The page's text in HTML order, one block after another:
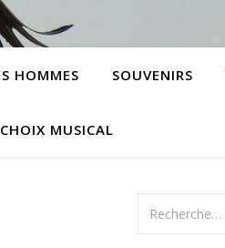
HOMMES SOUVENIRS
CHOIX MUSICAL